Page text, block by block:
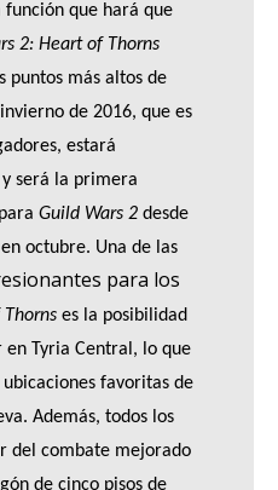
función que hará que
2: Heart of Thorns
puntos más altos de
de 2016, que es
estará
será la primera
Guild Wars 2 desde
octubre. Una de las
para los
es la posibilidad
Tyria Central, lo que
favoritas de
Además, todos los
del combate mejorado
de cinco pisos de